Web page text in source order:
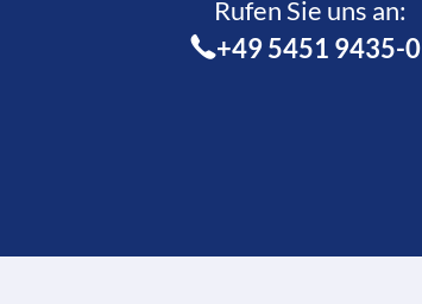
Rufen Sie uns an:­
+49 5451 9435-0